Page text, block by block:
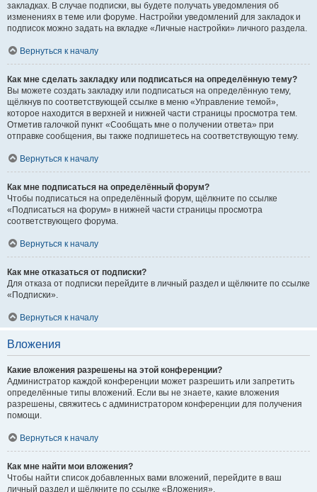
закладках. В случае подписки, вы будете получать уведомления об
изменениях в теме или форуме. Настройки уведомлений для закладок и
подписок можно задать на вкладке «Личные настройки» личного раздела.
Вернуться к началу
Как мне сделать закладку или подписаться на определённую тему?
Вы можете создать закладку или подписаться на определённую тему,
щёлкнув по соответствующей ссылке в меню «Управление темой»,
которое находится в верхней и нижней части страницы просмотра тем.
Отметив галочкой пункт «Сообщать мне о получении ответа» при
отправке сообщения, вы также подпишетесь на соответствующую тему.
Вернуться к началу
Как мне подписаться на определённый форум?
Чтобы подписаться на определённый форум, щёлкните по ссылке
«Подписаться на форум» в нижней части страницы просмотра
соответствующего форума.
Вернуться к началу
Как мне отказаться от подписки?
Для отказа от подписки перейдите в личный раздел и щёлкните по ссылке
«Подписки».
Вернуться к началу
Вложения
Какие вложения разрешены на этой конференции?
Администратор каждой конференции может разрешить или запретить
определённые типы вложений. Если вы не знаете, какие вложения
разрешены, свяжитесь с администратором конференции для получения
помощи.
Вернуться к началу
Как мне найти мои вложения?
Чтобы найти список добавленных вами вложений, перейдите в ваш
личный раздел и щёлкните по ссылке «Вложения».